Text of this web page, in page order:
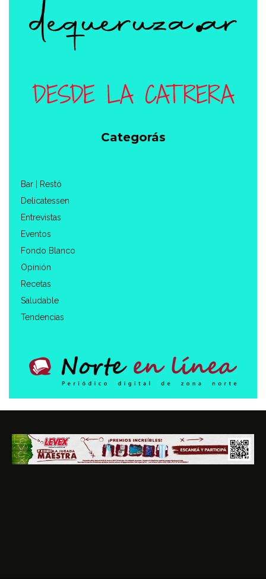
Categorás
Bar | Restó
Delicatessen
Entrevistas
Eventos
Fondo Blanco
Opinión
Recetas
Saludable
Tendencias